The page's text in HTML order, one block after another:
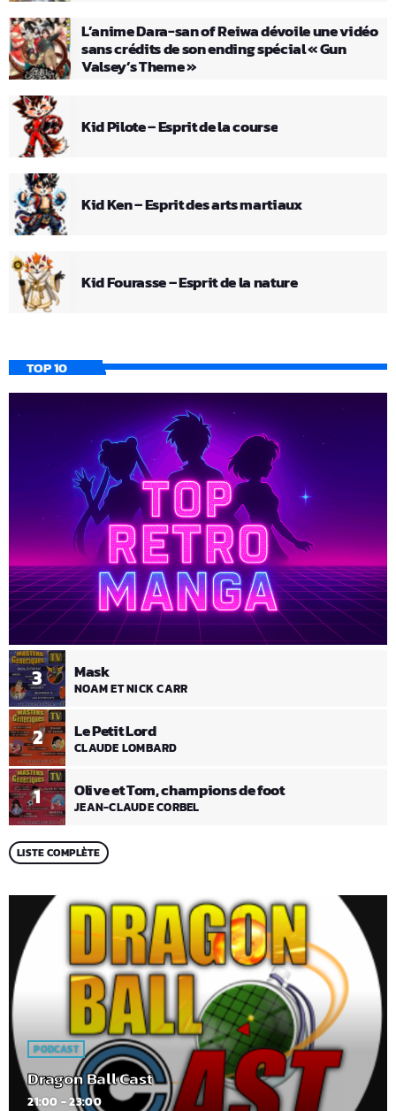
L’anime Dara-san of Reiwa dévoile une vidéo
sans crédits de son ending spécial « Gun
Valsey’s Theme »
Kid Pilote – Esprit de la course
Kid Ken – Esprit des arts martiaux
Kid Fourasse – Esprit de la nature
TOP 10
1 Olive et Tom, champions de foot
JEAN-CLAUDE CORBEL
2 Le Petit Lord
CLAUDE LOMBARD
3 Mask
NOAM ET NICK CARR
LISTE COMPLÈTE
PODCAST
Dragon Ball Cast
21:00 - 23:00